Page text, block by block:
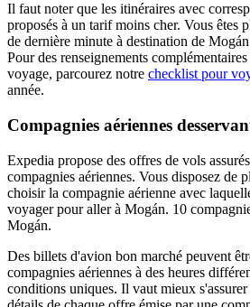
Il faut noter que les itinéraires avec
proposés à un tarif moins cher. Vous êtes
de dernière minute à destination de
Pour des renseignements
voyage, parcourez notre checklist pour
année.
Compagnies aériennes
Expedia propose des offres de vols
compagnies aériennes. Vous disposez de
choisir la compagnie aérienne avec
voyager pour aller à Mogán. 10
Mogán.
Des billets d'avion bon marché peuvent
compagnies aériennes à des heures
conditions uniques. Il vaut mieux